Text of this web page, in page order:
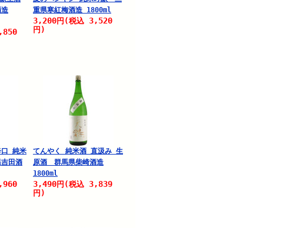
重県寒紅梅酒造 1800ml
3,200円 (税込 3,520
円)
口 純米
田酒
てんやく 純米酒 直汲み 生
原酒 群馬県柴崎酒造
1800ml
3,490円 (税込 3,839
円)